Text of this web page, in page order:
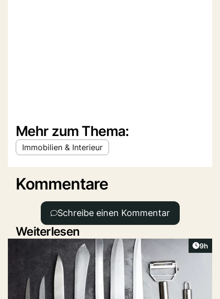
Mehr zum Thema:
Immobilien & Interieur
Kommentare
Schreibe einen Kommentar
Weiterlesen
9h